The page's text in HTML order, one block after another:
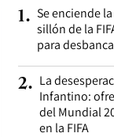
1. Se enciende
sillón de la
para
2. La
Infantino:
del Mundial
en la FIFA